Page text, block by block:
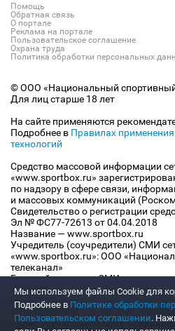
Помощь
Обратная связь
О портале
Реклама на портале
Пользовательское соглашение
Охрана труда
Политика обработки персональных
© ООО «Национальный
Для лиц старше 18 лет
На сайте применяются
Подробнее в Правилах
технологий
Средство массовой информации
«www.sportbox.ru»
по надзору в сфере связи,
и массовых коммуникаций
Свидетельство о регистрации
Эл № ФС77-72613 от 04.04.2018
Название — www.sportbox.ru
Учредитель (соучредители) СМИ
«www.sportbox.ru»: ООО
телеканал»
Главный редактор СМИ сетевого
Конов В.А.
Номер телефона редакции СМИ
«www.sportbox.ru»: +7 (495) 653 8419
Адрес электронной почты
Мы используем файлы Сookie для
Подробнее в Политике обработки
Пользовательском соглашении.